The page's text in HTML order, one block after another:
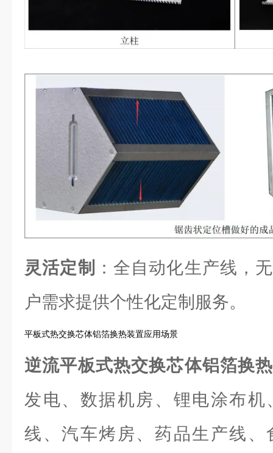
灵活定制
：全自动化生产线，
户需求提供个性化定制服务。
平板式热交换芯体铝箔换热装置应用场景
逆流平板式热交换芯体铝箔换
发电、数据机房、锂电涂布
线、汽车烤房、药品生产线、